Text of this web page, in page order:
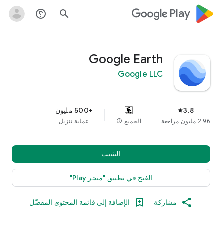
google_logo Play
search
help_outline
Google Earth
Google LLC
3.8
star
2.96 مليون مراجعة الجميع info
+500 مليون
عملية تنزيل
التثبيت
الفتح في تطبيق "متجر Play"
مشاركة الإضافة إلى قائمة المحتوى المفضّل